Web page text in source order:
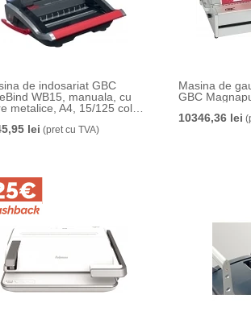
de indosariat GBC
WB15, manuala, cu
metalice, A4, 15/125 coli,
lei (pret cu TVA)
Masina de
GBC
10346,36 lei